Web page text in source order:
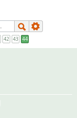
42 43 44